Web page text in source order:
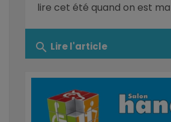
lire cet été quand on est
search Lire l'article